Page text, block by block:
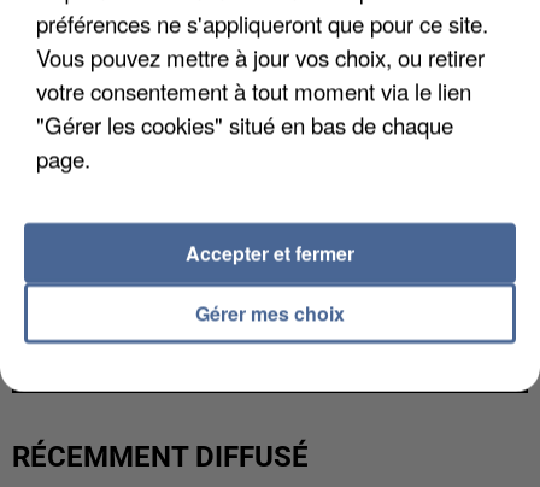
L’UN DES FONDATEURS SUPPOSÉS DE LA DZ
MAFIA INTERPELLÉ EN ALGÉRIE
RÉCEMMENT DIFFUSÉ
préférences ne s'appliqueront que pour ce site.
Vous pouvez mettre à jour vos choix, ou retirer
votre consentement à tout moment via le lien
"Gérer les cookies" situé en bas de chaque
page.
Gérer mes choix
Accepter et fermer